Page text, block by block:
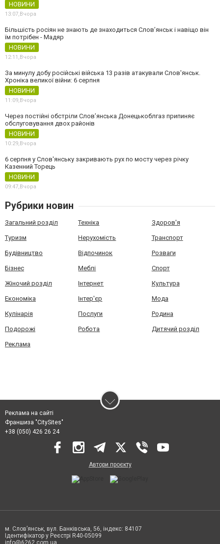
НОВИНИ
13:07,Вчора
Більшість росіян не знають де знаходиться Слов’янськ і навіщо він
їм потрібен - Мадяр
НОВИНИ
12:11,Вчора
За минулу добу російські війська 13 разів атакували Слов'янськ.
Хроніка великої війни: 6 серпня
НОВИНИ
11:09,Вчора
Через постійні обстріли Слов’янська Донецькоблгаз припиняє
обслуговування двох районів
НОВИНИ
10:29,Вчора
6 серпня у Слов'янську закривають рух по мосту через річку
Казенний Торець
НОВИНИ
09:47,Вчора
Рубрики новин
Загальний розділ Техніка Здоров'я
Туризм Нерухомість Транспорт
Будівництво Відпочинок Розваги
Бізнес Меблі Спорт
Жіночий розділ Інтернет Культура
Економіка Інтер'єр Мода
Кулінарія Послуги Родина
Подорожі Робота Дитячий розділ
Реклама
Реклама на сайті
Франшиза "CitySites"
+38 (050) 426 26 24
Автори проєкту
м. Слов’янськ, вул. Банківська, 56, індекс: 84107
Ідентифікатор у Реєстрі R40-05099
info@6262.com.ua